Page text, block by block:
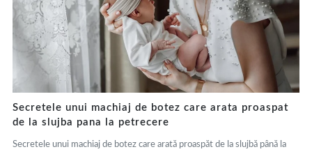
Secretele unui machiaj de botez care arata proaspat
de la slujba pana la petrecere
Secretele unui machiaj de botez care arată proaspăt de la slujbă până la